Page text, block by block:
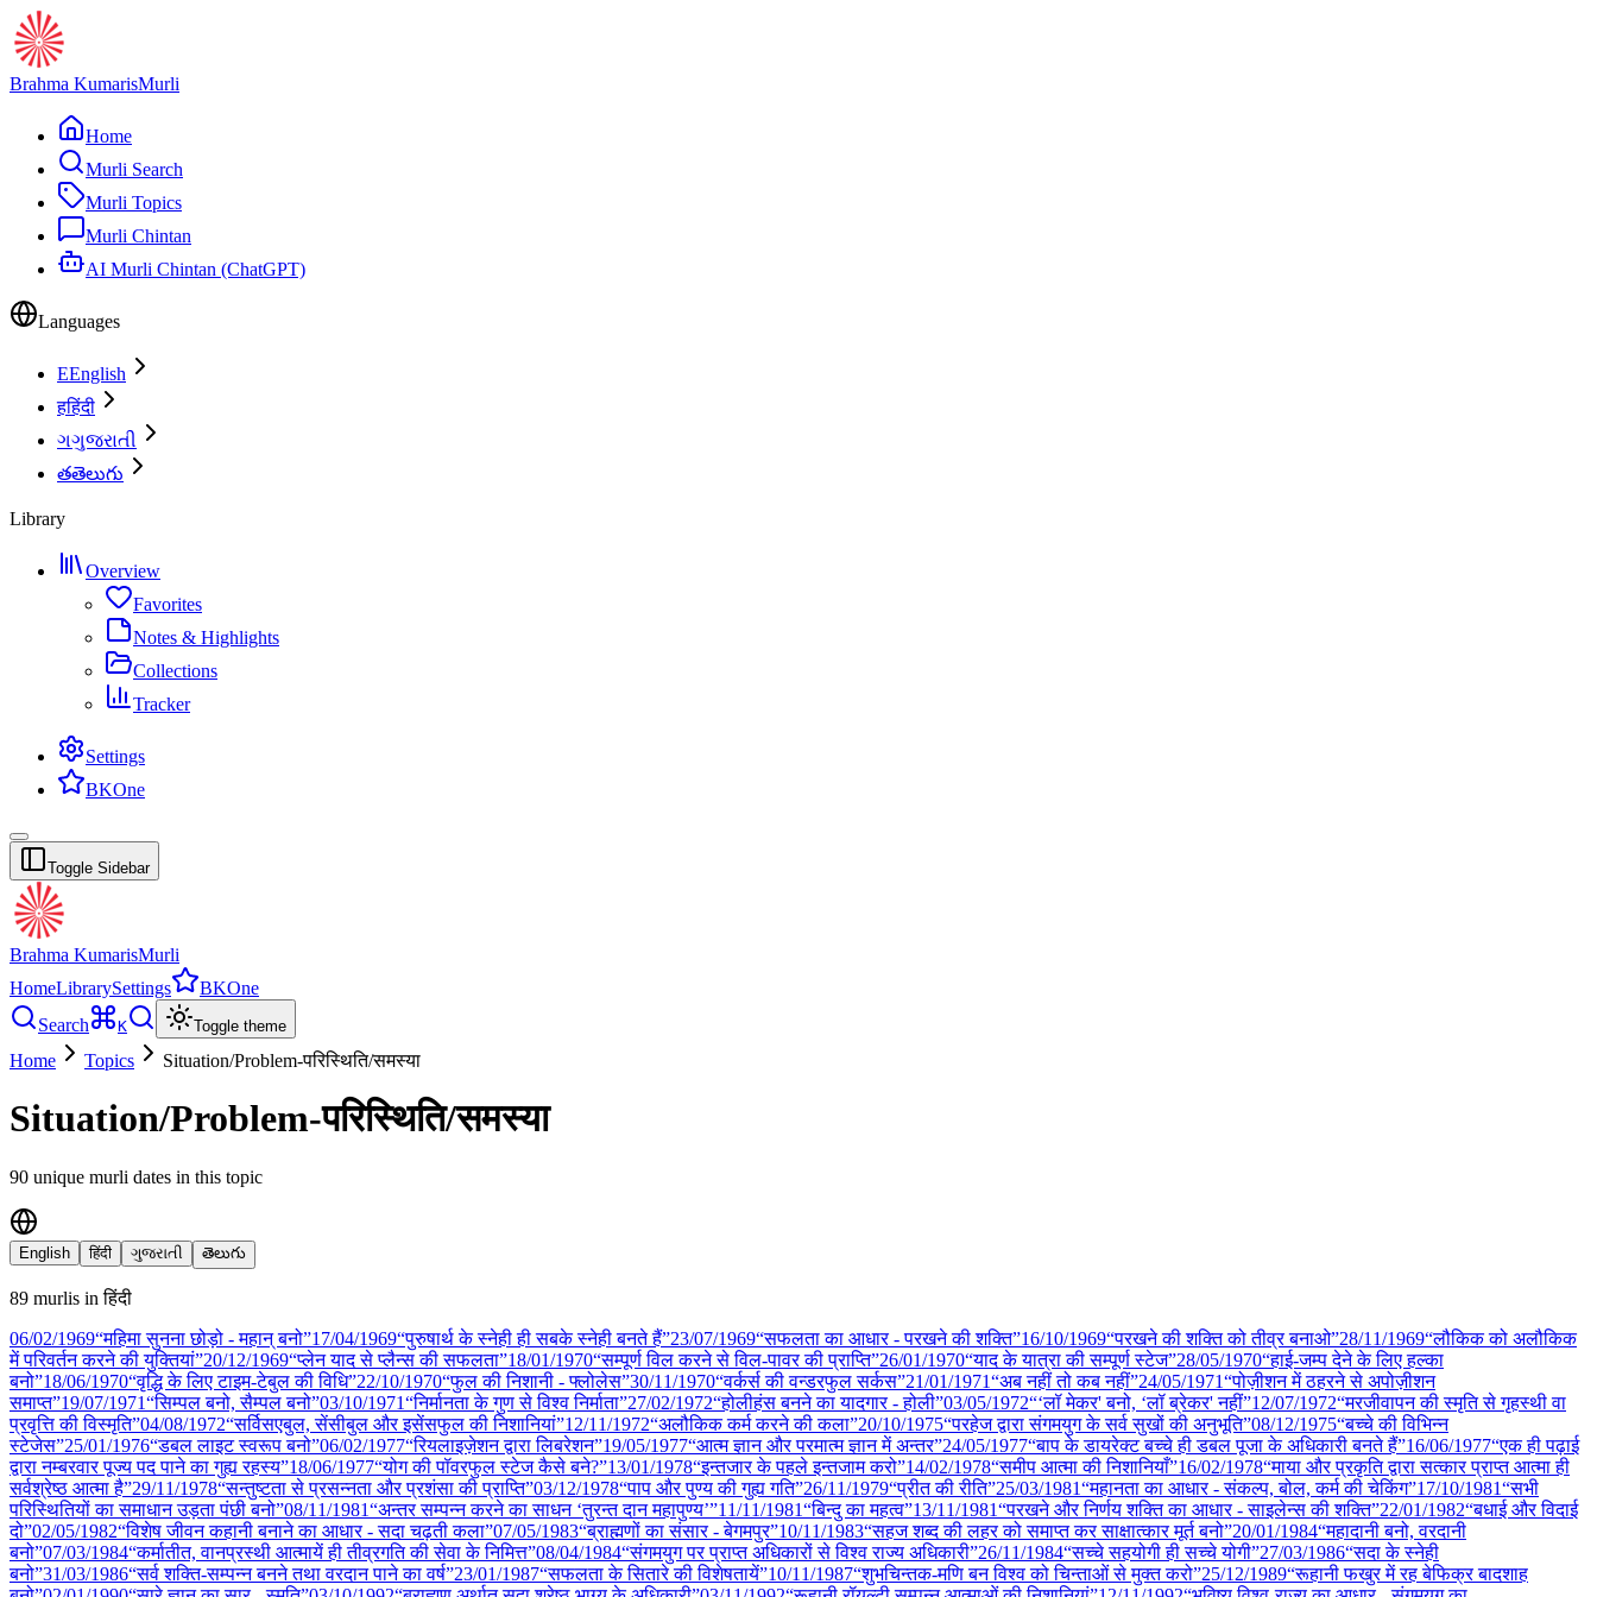
Brahma KumarisMurli
Home
Murli Search
Murli Topics
Murli Chintan
AI Murli Chintan (ChatGPT)
Languages
EEnglish
हहिंदी
ગગુજરાતી
తతెలుగు
Library
Overview
Favorites
Notes & Highlights
Collections
Tracker
Settings
BKOne
Toggle Sidebar
Brahma KumarisMurli
HomeLibrarySettings
BKOne
Search
K Toggle theme
Home Topics Situation/Problem-परिस्थिति/समस्या
Situation/Problem-परिस्थिति/समस्या
90 unique murli dates in this topic
English हिंदी ગુજરાતી తెలుగు
89 murlis inहिंदी
06/02/1969“महिमा सुनना छोड़ो - महान् बनो”17/04/1969“पुरुषार्थ के स्नेही ही सबके स्नेही बनते हैं”23/07/1969“सफलता का आधार - परखने की शक्ति”16/10/1969“परखने की शक्ति को तीव्र बनाओ”28/11/1969“लौकिक को अलौकिक
में परिवर्तन करने की युक्तियां”20/12/1969“प्लेन याद से प्लैन्स की सफलता”18/01/1970“सम्पूर्ण विल करने से विल-पावर की प्राप्ति”26/01/1970“याद के यात्रा की सम्पूर्ण स्टेज”28/05/1970“हाई-जम्प देने के लिए हल्का
बनो”18/06/1970“वृद्धि के लिए टाइम-टेबुल की विधि”22/10/1970“फुल की निशानी - फ्लोलेस”30/11/1970“वर्कर्स की वन्डरफुल सर्कस”21/01/1971“अब नहीं तो कब नहीं”24/05/1971“पोज़ीशन में ठहरने से अपोज़ीशन
समाप्त”19/07/1971“सिम्पल बनो, सैम्पल बनो”03/10/1971“निर्मानता के गुण से विश्व निर्माता”27/02/1972“होलीहंस बनने का यादगार - होली”03/05/1972“‘लॉ मेकर' बनो, ‘लॉ ब्रेकर' नहीं”12/07/1972“मरजीवापन की स्मृति से गृहस्थी वा
प्रवृत्ति की विस्मृति”04/08/1972“सर्विसएबुल, सेंसीबुल और इसेंसफुल की निशानियां”12/11/1972“अलौकिक कर्म करने की कला”20/10/1975“परहेज द्वारा संगमयुग के सर्व सुखों की अनुभूति”08/12/1975“बच्चे की विभिन्न
स्टेजेस”25/01/1976“डबल लाइट स्वरूप बनो”06/02/1977“रियलाइज़ेशन द्वारा लिबरेशन”19/05/1977“आत्म ज्ञान और परमात्म ज्ञान में अन्तर”24/05/1977“बाप के डायरेक्ट बच्चे ही डबल पूजा के अधिकारी बनते हैं”16/06/1977“एक ही पढ़ाई
द्वारा नम्बरवार पूज्य पद पाने का गुह्य रहस्य”18/06/1977“योग की पॉवरफुल स्टेज कैसे बने?”13/01/1978“इन्तजार के पहले इन्तजाम करो”14/02/1978“समीप आत्मा की निशानियाँ”16/02/1978“माया और प्रकृति द्वारा सत्कार प्राप्त आत्मा ही
सर्वश्रेष्ठ आत्मा है”29/11/1978“सन्तुष्टता से प्रसन्नता और प्रशंसा की प्राप्ति”03/12/1978“पाप और पुण्य की गुह्य गति”26/11/1979“प्रीत की रीति”25/03/1981“महानता का आधार - संकल्प, बोल, कर्म की चेकिंग”17/10/1981“सभी
परिस्थितियों का समाधान उड़ता पंछी बनो”08/11/1981“अन्तर सम्पन्न करने का साधन ‘तुरन्त दान महापुण्य’”11/11/1981“बिन्दु का महत्व”13/11/1981“परखने और निर्णय शक्ति का आधार - साइलेन्स की शक्ति”22/01/1982“बधाई और विदाई
दो”02/05/1982“विशेष जीवन कहानी बनाने का आधार - सदा चढ़ती कला”07/05/1983“ब्राह्मणों का संसार - बेगमपुर”10/11/1983“सहज शब्द की लहर को समाप्त कर साक्षात्कार मूर्त बनो”20/01/1984“महादानी बनो, वरदानी
बनो”07/03/1984“कर्मातीत, वानप्रस्थी आत्मायें ही तीव्रगति की सेवा के निमित्त”08/04/1984“संगमयुग पर प्राप्त अधिकारों से विश्व राज्य अधिकारी”26/11/1984“सच्चे सहयोगी ही सच्चे योगी”27/03/1986“सदा के स्नेही
बनो”31/03/1986“सर्व शक्ति-सम्पन्न बनने तथा वरदान पाने का वर्ष”23/01/1987“सफलता के सितारे की विशेषतायें”10/11/1987“शुभचिन्तक-मणि बन विश्व को चिन्ताओं से मुक्त करो”25/12/1989“रूहानी फखुर में रह बेफिक्र बादशाह